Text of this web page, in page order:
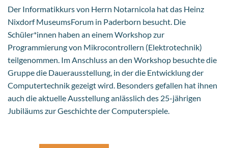
Der Informatikkurs von Herrn Notarnicola hat das Heinz
Nixdorf MuseumsForum in Paderborn besucht. Die
Schüler*innen haben an einem Workshop zur
Programmierung von Mikrocontrollern (Elektrotechnik)
teilgenommen. Im Anschluss an den Workshop besuchte die
Gruppe die Dauerausstellung, in der die Entwicklung der
Computertechnik gezeigt wird. Besonders gefallen hat ihnen
auch die aktuelle Ausstellung anlässlich des 25-jährigen
Jubiläums zur Geschichte der Computerspiele.